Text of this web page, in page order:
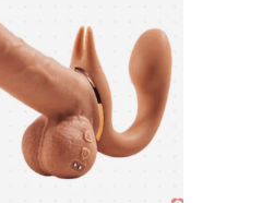
bạn tự tin khám